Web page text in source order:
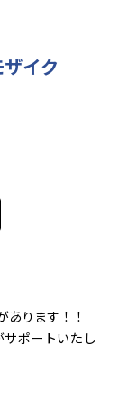
イク
あります！！
ポートいたし